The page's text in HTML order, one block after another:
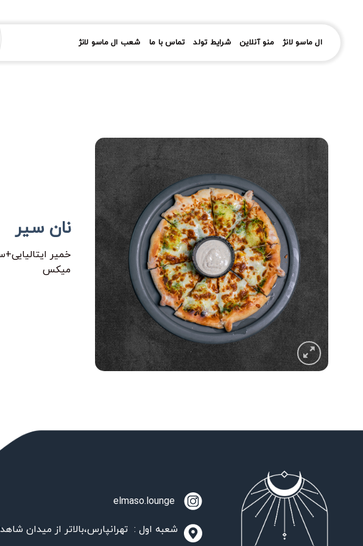
ال ماسو لانژ منو آنلاین شرایط تولد تماس با ما شعب ال ماسو لانژ
نان سیر
خمیر
میکس
elmaso.lounge
شعبه اول : تهرانپارس،بالاتر از میدان